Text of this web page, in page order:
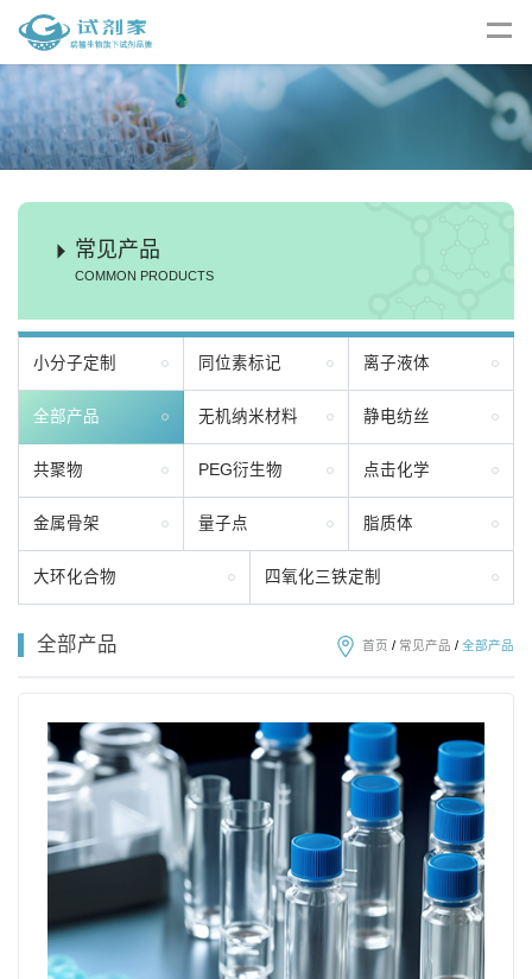
常见产品
COMMON PRODUCTS
小分子定制 同位素标记 离子液体
全部产品 无机纳米材料 静电纺丝
共聚物 PEG衍生物 点击化学
金属骨架 量子点 脂质体
大环化合物 四氧化三铁定制
全部产品 首页 / 常见产品 / 全部产品